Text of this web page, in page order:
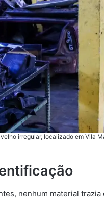
irregular, localizado em Vila
nenhum material